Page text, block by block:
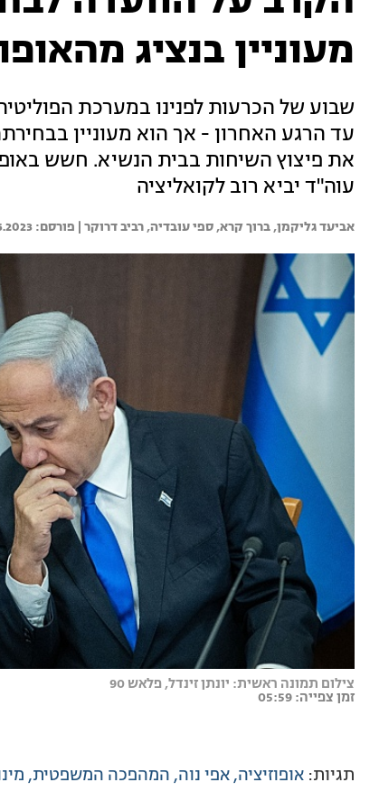
מעוניין בנציג
שבוע של הכרעות לפנינו במערכת
עד הרגע האחרון - אך הוא מעוניין
את פיצוץ השיחות בבית הנשיא. חשש
עוה"ד יביא רוב לקואליציה
אביעד גליקמן, ברוך קרא, ספי עובדיה, רביב דרוקר |
צילום תמונה ראשית: יונתן זינדל, פלאש 90
זמן צפייה: 05:59
תגיות: אופוזיציה אפי נוה המהפכה המשפטית